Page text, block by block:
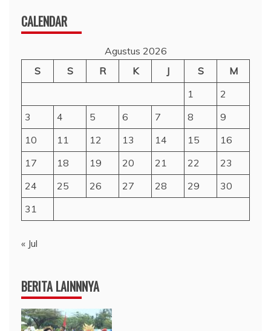
CALENDAR
Agustus 2026
S
S R K J S
M
1
2
3
4 5 6 7 8
9
10
11 12 13 14 15
16
17
18 19 20 21 22
23
24
25 26 27 28 29
30
31
« Jul
BERITA LAINNNYA